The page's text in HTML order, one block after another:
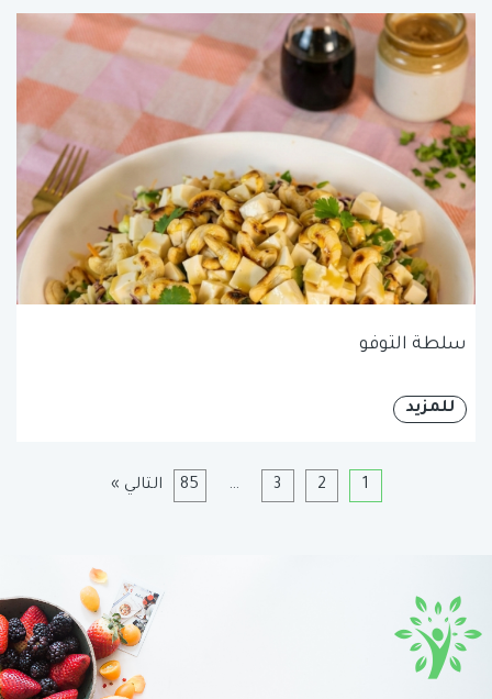
سلطة التوفو
للمزيد
1
2
3
…
85 التالي »